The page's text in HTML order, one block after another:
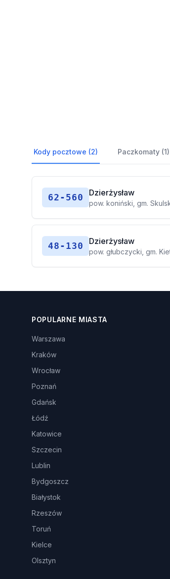
Kody pocztowe (2) Paczkomaty (1)
62-560 Dzierżysław
pow. koniński, gm.
48-130 Dzierżysław
pow. głubczycki, gm.
POPULARNE MIASTA
Warszawa
Kraków
Wrocław
Poznań
Gdańsk
Łódź
Katowice
Szczecin
Lublin
Bydgoszcz
Białystok
Rzeszów
Toruń
Kielce
Olsztyn